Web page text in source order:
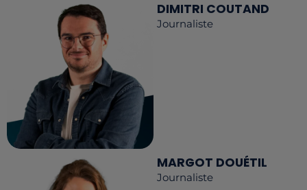
DIMITRI COUTAND
Journaliste
MARGOT DOUÉTIL
Journaliste